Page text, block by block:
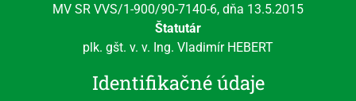
MV SR VVS/1-900/90-7140-6, dňa 13.5.2015
Štatutár
plk. gšt. v. v. Ing. Vladimír HEBERT
Identifikačné údaje